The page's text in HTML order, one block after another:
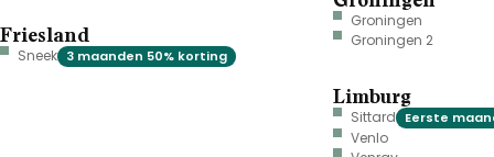
Friesland
Sneek 3 maanden 50% korting
Groningen
Groningen 2
Limburg
Sittard Eerste
Venlo